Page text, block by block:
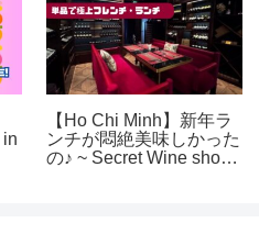
in
【Ho Chi Minh】新年ラ
ンチが悶絶美味しかった
の♪ ~ Secret Wine shop